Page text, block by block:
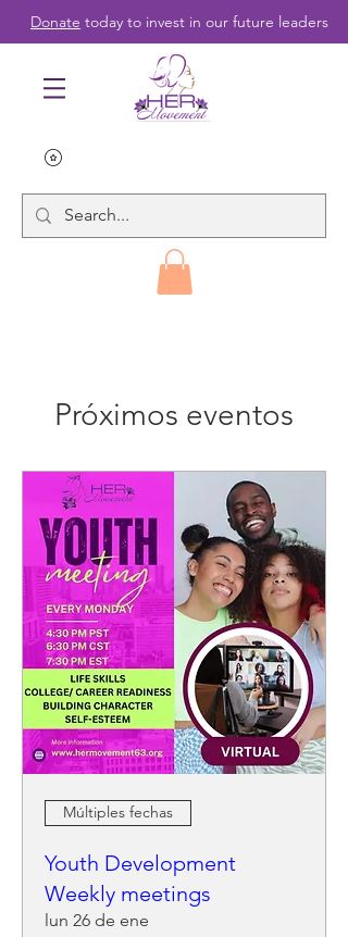
Donate today to invest in our future leaders
Próximos eventos
Múltiples fechas
Youth Development
Weekly meetings
lun 26 de ene